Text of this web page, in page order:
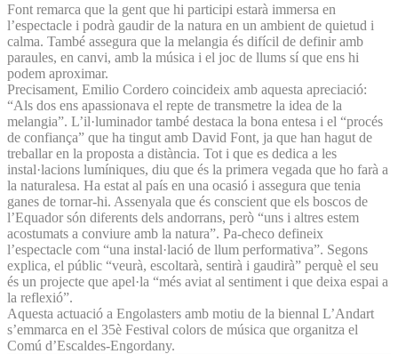
Font remarca que la gent que hi participi estarà immersa en
l’espectacle i podrà gaudir de la natura en un ambient de quietud i
calma. També assegura que la melangia és difícil de definir amb
paraules, en canvi, amb la música i el joc de llums sí que ens hi
podem aproximar.
Precisament, Emilio Cordero coincideix amb aquesta apreciació:
“Als dos ens apassionava el repte de transmetre la idea de la
melangia”. L’il·luminador també destaca la bona entesa i el “procés
de confiança” que ha tingut amb David Font, ja que han hagut de
treballar en la proposta a distància. Tot i que es dedica a les
instal·lacions lumíniques, diu que és la primera vegada que ho farà a
la naturalesa. Ha estat al país en una ocasió i assegura que tenia
ganes de tornar-hi. Assenyala que és conscient que els boscos de
l’Equador són diferents dels andorrans, però “uns i altres estem
acostumats a conviure amb la natura”. Pa-checo defineix
l’espectacle com “una instal·lació de llum performativa”. Segons
explica, el públic “veurà, escoltarà, sentirà i gaudirà” perquè el seu
és un projecte que apel·la “més aviat al sentiment i que deixa espai a
la reflexió”.
Aquesta actuació a Engolasters amb motiu de la biennal L’Andart
s’emmarca en el 35è Festival colors de música que organitza el
Comú d’Escaldes-Engordany.